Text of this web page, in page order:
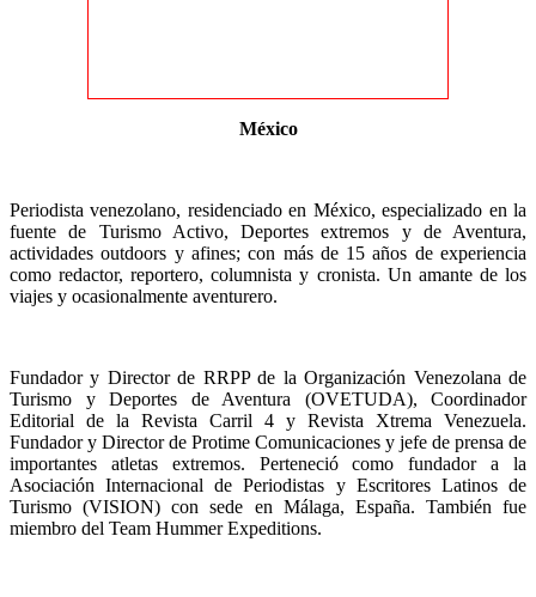
México
Periodista venezolano, residenciado en México, especializado en la
fuente de Turismo Activo, Deportes extremos y de Aventura,
actividades outdoors y afines; con más de 15 años de experiencia
como redactor, reportero, columnista y cronista. Un amante de los
viajes y ocasionalmente aventurero.
Fundador y Director de RRPP de la Organización Venezolana de
Turismo y Deportes de Aventura (OVETUDA), Coordinador
Editorial de la Revista Carril 4 y Revista Xtrema Venezuela.
Fundador y Director de Protime Comunicaciones y jefe de prensa de
importantes atletas extremos. Perteneció como fundador a la
Asociación Internacional de Periodistas y Escritores Latinos de
Turismo (VISION) con sede en Málaga, España. También fue
miembro del Team Hummer Expeditions.